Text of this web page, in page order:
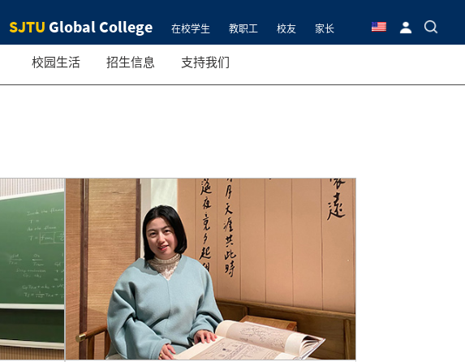
SJTU Global College 在校学生 教职工 校友 家长
校园生活 招生信息 支持我们